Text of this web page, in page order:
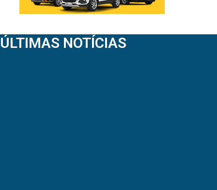
ÚLTIMAS NOTÍCIAS